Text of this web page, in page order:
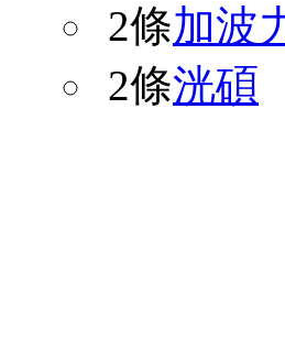
2條加波
2條洸碩